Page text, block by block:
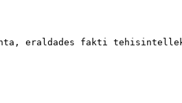
eraldades fakti